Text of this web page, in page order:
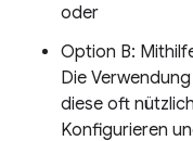
oder
Option B:
Die
diese oft
Konfigurieren